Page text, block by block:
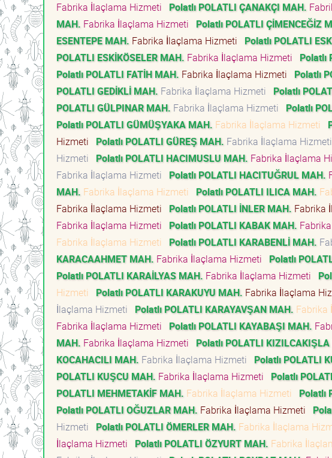
Fabrika İlaçlama Hizmeti
Polatlı POLATLI ÇANAKÇI MAH.
MAH. Fabrika İlaçlama Hizmeti Polatlı POLATLI ÇİMENCEĞİZ
ESENTEPE MAH. Fabrika İlaçlama Hizmeti Polatlı POLATLI
POLATLI ESKİKÖSELER MAH. Fabrika İlaçlama Hizmeti Polatlı
Polatlı POLATLI FATİH MAH. Fabrika İlaçlama Hizmeti Polatlı
POLATLI GEDİKLİ MAH. Fabrika İlaçlama Hizmeti Polatlı
POLATLI GÜLPINAR MAH. Fabrika İlaçlama Hizmeti Polatlı
Polatlı POLATLI GÜMÜŞYAKA MAH. Fabrika İlaçlama Hizmeti
Hizmeti
Polatlı POLATLI GÜREŞ MAH. Fabrika İlaçlama Hizmeti
Hizmeti
Polatlı POLATLI HACIMUSLU MAH. Fabrika İlaçlama
Fabrika İlaçlama Hizmeti
Polatlı POLATLI HACITUĞRUL MAH.
MAH. Fabrika İlaçlama Hizmeti Polatlı POLATLI ILICA MAH.
Fabrika İlaçlama Hizmeti
Polatlı POLATLI İNLER MAH. Fabrika
Fabrika İlaçlama Hizmeti
Polatlı POLATLI KABAK MAH.
Fabrika İlaçlama Hizmeti
Polatlı POLATLI KARABENLİ MAH.
KARACAAHMET MAH. Fabrika İlaçlama Hizmeti Polatlı
Polatlı POLATLI KARAİLYAS MAH. Fabrika İlaçlama Hizmeti
Hizmeti
Polatlı POLATLI KARAKUYU MAH. Fabrika İlaçlama
İlaçlama Hizmeti
Polatlı POLATLI KARAYAVŞAN MAH. Fabrika
Fabrika İlaçlama Hizmeti
Polatlı POLATLI KAYABAŞI MAH.
MAH. Fabrika İlaçlama Hizmeti Polatlı POLATLI
KOCAHACILI MAH. Fabrika İlaçlama Hizmeti Polatlı POLATLI
POLATLI KUŞCU MAH. Fabrika İlaçlama Hizmeti Polatlı
POLATLI MEHMETAKİF MAH. Fabrika İlaçlama Hizmeti Polatlı
Polatlı POLATLI OĞUZLAR MAH. Fabrika İlaçlama Hizmeti
Hizmeti
Polatlı POLATLI ÖMERLER MAH. Fabrika İlaçlama
İlaçlama Hizmeti
Polatlı POLATLI ÖZYURT MAH. Fabrika